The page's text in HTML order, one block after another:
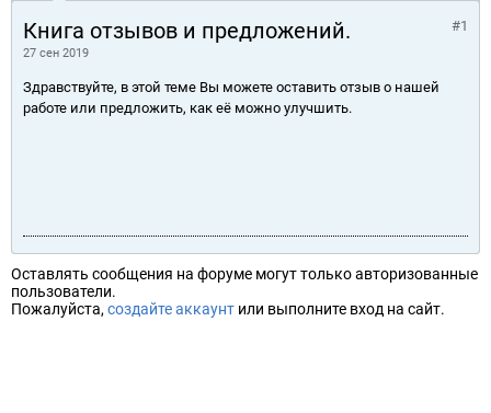
Книга отзывов и предложений.
27 сен 2019
#1
Здравствуйте, в этой теме Вы можете оставить отзыв о нашей
работе или предложить, как её можно улучшить.
Оставлять сообщения на форуме могут только авторизованные
пользователи.
Пожалуйста, создайте аккаунт или выполните вход на сайт.